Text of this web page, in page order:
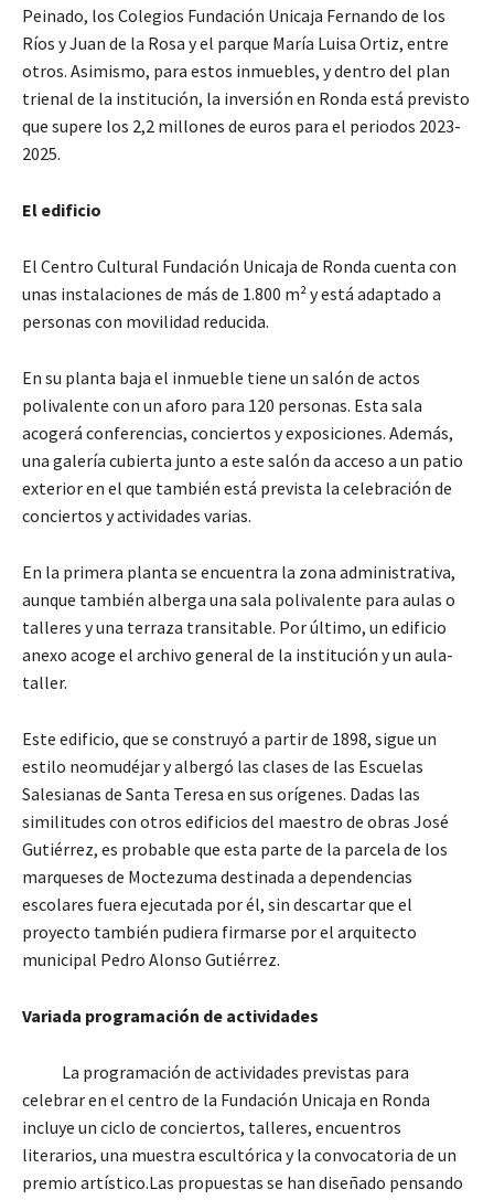
Peinado, los Colegios Fundación Unicaja Fernando de los
Ríos y Juan de la Rosa y el parque María Luisa Ortiz, entre
otros. Asimismo, para estos inmuebles, y dentro del plan
trienal de la institución, la inversión en Ronda está previsto
que supere los 2,2 millones de euros para el periodos 2023-
2025.
El edificio
El Centro Cultural Fundación Unicaja de Ronda cuenta con
unas instalaciones de más de 1.800 m² y está adaptado a
personas con movilidad reducida.
En su planta baja el inmueble tiene un salón de actos
polivalente con un aforo para 120 personas. Esta sala
acogerá conferencias, conciertos y exposiciones. Además,
una galería cubierta junto a este salón da acceso a un patio
exterior en el que también está prevista la celebración de
conciertos y actividades varias.
En la primera planta se encuentra la zona administrativa,
aunque también alberga una sala polivalente para aulas o
talleres y una terraza transitable. Por último, un edificio
anexo acoge el archivo general de la institución y un aula-
taller.
Este edificio, que se construyó a partir de 1898, sigue un
estilo neomudéjar y albergó las clases de las Escuelas
Salesianas de Santa Teresa en sus orígenes. Dadas las
similitudes con otros edificios del maestro de obras José
Gutiérrez, es probable que esta parte de la parcela de los
marqueses de Moctezuma destinada a dependencias
escolares fuera ejecutada por él, sin descartar que el
proyecto también pudiera firmarse por el arquitecto
municipal Pedro Alonso Gutiérrez.
Variada programación de actividades
La programación de actividades previstas para
celebrar en el centro de la Fundación Unicaja en Ronda
incluye un ciclo de conciertos, talleres, encuentros
literarios, una muestra escultórica y la convocatoria de un
premio artístico.Las propuestas se han diseñado pensando